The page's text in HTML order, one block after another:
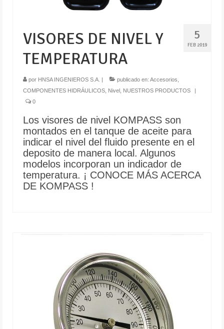
5
FEB 2019
VISORES DE NIVEL Y
TEMPERATURA
por HNSA INGENIEROS S.A. publicado en: Accesorios
COMPONENTES HIDRÁULICOS Nivel NUESTROS PRODUCTOS
0
Los visores de nivel KOMPASS son
montados en el tanque de aceite para
indicar el nivel del fluido presente en el
deposito de manera local. Algunos
modelos incorporan un indicador de
temperatura. ¡ CONOCE MÁS ACERCA
DE KOMPASS !